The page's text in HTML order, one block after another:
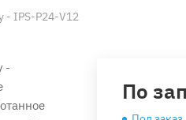
- IPS-P24-V12
По
-